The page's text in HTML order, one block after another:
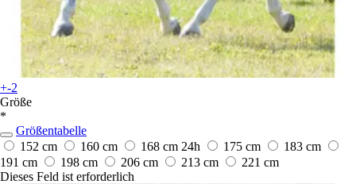
+-2
Größe
*
Größentabelle
152 cm
160 cm 168 cm 24h 175 cm
183 cm
191 cm
198 cm 206 cm 213 cm
221 cm
Dieses Feld ist erforderlich